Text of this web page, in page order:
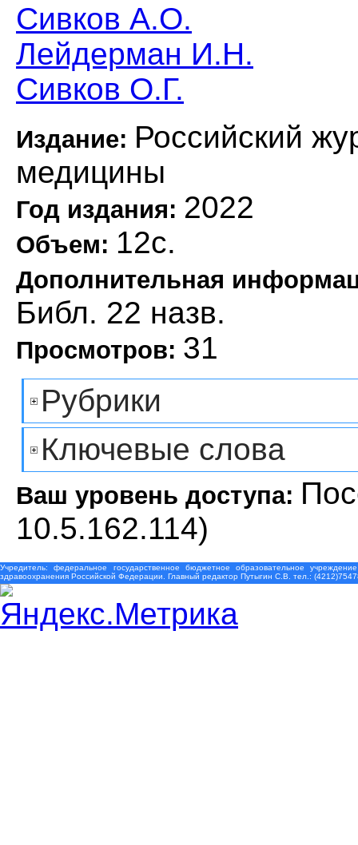
Сивков А.О.
Лейдерман И.Н.
Сивков О.Г.
Издание: Российский
медицины
Год издания: 2022
Объем: 12с.
Дополнительная
Библ. 22 назв.
Просмотров: 31
Рубрики
Ключевые слова
Ваш уровень доступа:
10.5.162.114)
Учредитель: федеральное государственное бюджетное образовательное
здравоохранения Российской Федерации. Главный редактор Путыгин С.В. тел.: